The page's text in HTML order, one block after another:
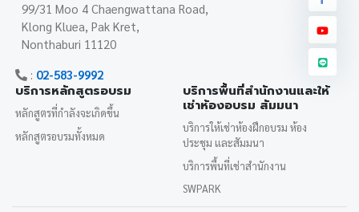
99/31 Moo 4 Chaengwattana Road,
Klong Kluea, Pak Kret,
Nonthaburi 11120
: 02-583-9992
บริการหลักสูตรอบรม
หลักสูตรที่กำลังจะเกิดขึ้น
หลักสูตรอบรมทั้งหมด
บริการพื้นที่สำนักงานและให้
เช่าห้องอบรม สัมมนา
บริการให้เช่าห้องฝึกอบรม ห้อง
ประชุม และสัมมนา
บริการพื้นที่เช่าสำนักงาน
SWPARK